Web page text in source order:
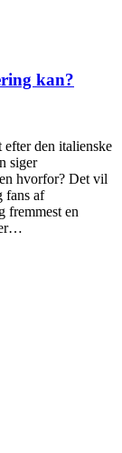
kan?
den italienske
siger
hvorfor? Det vil
fans af
fremmest en